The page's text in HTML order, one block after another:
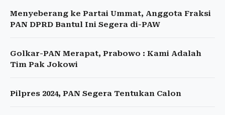
Menyeberang ke Partai Ummat, Anggota Fraksi
PAN DPRD Bantul Ini Segera di-PAW
Golkar-PAN Merapat, Prabowo : Kami Adalah
Tim Pak Jokowi
Pilpres 2024, PAN Segera Tentukan Calon